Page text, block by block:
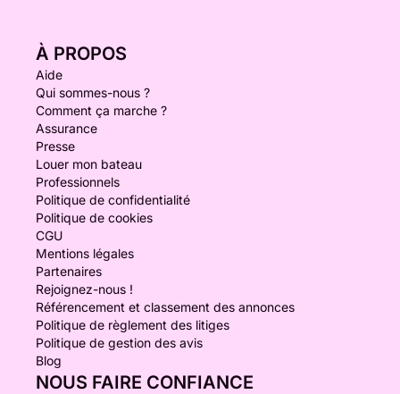
À PROPOS
Aide
Qui sommes-nous ?
Comment ça marche ?
Assurance
Presse
Louer mon bateau
Professionnels
Politique de confidentialité
Politique de cookies
CGU
Mentions légales
Partenaires
Rejoignez-nous !
Référencement et classement des annonces
Politique de règlement des litiges
Politique de gestion des avis
Blog
NOUS FAIRE CONFIANCE